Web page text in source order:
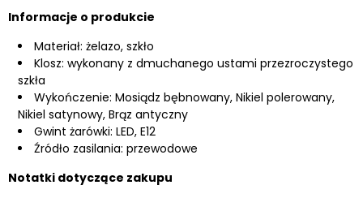
Informacje o produkcie
Materiał: żelazo, szkło
Klosz: wykonany z dmuchanego ustami przezroczystego
szkła
Wykończenie: Mosiądz bębnowany, Nikiel polerowany,
Nikiel satynowy, Brąz antyczny
Gwint żarówki: LED, E12
Źródło zasilania: przewodowe
Notatki dotyczące zakupu